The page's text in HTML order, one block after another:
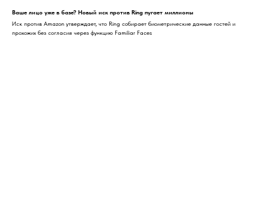
Ваше лицо уже в базе? Новый иск против Ring пугает миллионы
Иск против Amazon утверждает, что Ring собирает биометрические данные гостей и
прохожих без согласия через функцию Familiar Faces